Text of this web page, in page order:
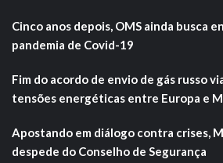
Cinco anos depois, OMS ainda busca
pandemia de Covid-19
Fim do acordo de envio de gás russo
tensões energéticas entre Europa e
Apostando em diálogo contra crises,
despede do Conselho de Segurança